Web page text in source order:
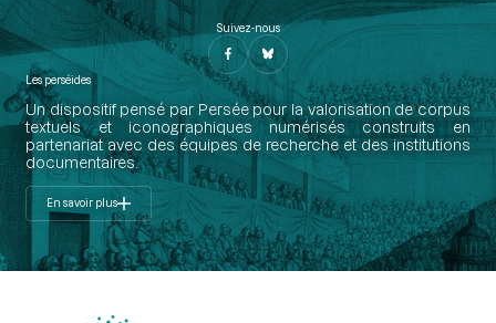
Suivez-nous
Les perséides
Un dispositif pensé par Persée pour la valorisation de corpus
textuels et iconographiques numérisés construits en
partenariat avec des équipes de recherche et des institutions
documentaires.
En savoir plus